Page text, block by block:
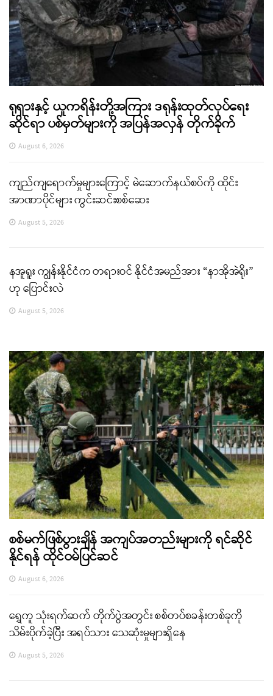
ရုရှားနှင့် ယူကရိန်းတို့အကြား ဒရုန်းထုတ်လုပ်ရေး
ဆိုင်ရာ ပစ်မှတ်များကို အပြန်အလှန် တိုက်ခိုက်
August 6, 2026
ကျည်ကျရောက်မှုများကြောင့် မဲဆောက်နယ်စပ်ကို ထိုင်း
အာဏာပိုင်များ ကွင်းဆင်းစစ်ဆေး
August 5, 2026
နအူရူး ကျွန်းနိုင်ငံက တရားဝင် နိုင်ငံအမည်အား “နာအိုအဲရိုး”
ဟု ပြောင်းလဲ
August 5, 2026
စစ်မက်ဖြစ်ပွားချိန် အကျပ်အတည်းများကို ရင်ဆိုင်
နိုင်ရန် ထိုင်ဝမ်ပြင်ဆင်
August 6, 2026
ရွှေကူ သုံးရက်ဆက် တိုက်ပွဲအတွင်း စစ်တပ်စခန်းတစ်ခုကို
သိမ်းပိုက်ခဲ့ပြီး အရပ်သား သေဆုံးမှုများရှိနေ
August 5, 2026